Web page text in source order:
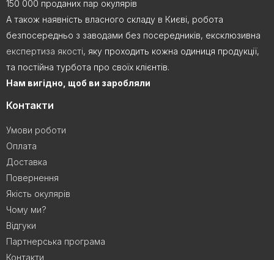
150 000 проданих пар окулярів
А також наявність власного складу в Києві, робота
безпосередньо з заводами без посередників, ексклюзивна
експертиза якості, яку проходить кожна одиниця продукції,
та постійна турбота про своїх клієнтів.
Нам вигідно, щоб ви заробляли
Контакти
Умови роботи
Оплата
Доставка
Повернення
Якість окулярів
Чому ми?
Відгуки
Партнерська програма
Контакти